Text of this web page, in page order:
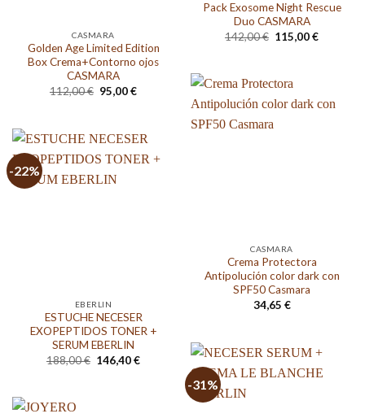
Pack Exosome Night Rescue
Duo CASMARA
142,00€ El
precio
142,00 €.
115,00€El
CASMARA
Golden Age Limited Edition
Box Crema+Contorno ojos
CASMARA
112,00€ El
precio
112,00 €.
95,00€El
95,00 €.
CASMARA
Crema Protectora
Antipolución color dark con
SPF50 Casmara
34,65 €
-22%
EBERLIN
ESTUCHE NECESER
EXOPEPTIDOS TONER +
SERUM EBERLIN
188,00€ El
precio
146,40€El
-31%